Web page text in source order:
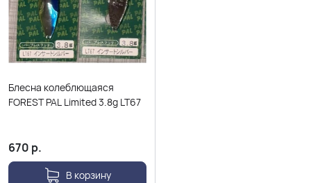
Блесна колеблющаяся
FOREST PAL Limited 3.8g LT67
670 р.
В корзину